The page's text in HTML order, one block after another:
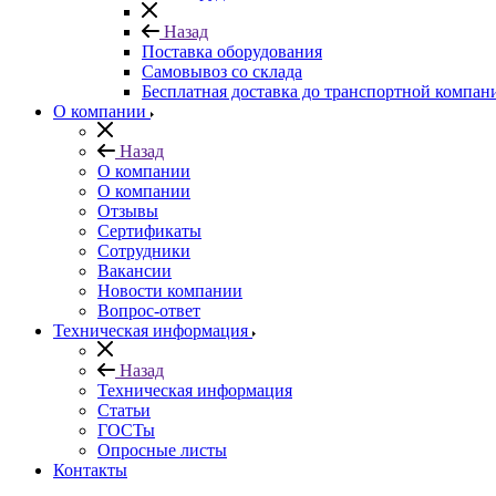
Назад
Поставка оборудования
Самовывоз со склада
Бесплатная доставка до транспортной
О компании
Назад
О компании
О компании
Отзывы
Сертификаты
Сотрудники
Вакансии
Новости компании
Вопрос-ответ
Техническая информация
Назад
Техническая информация
Статьи
ГОСТы
Опросные листы
Контакты